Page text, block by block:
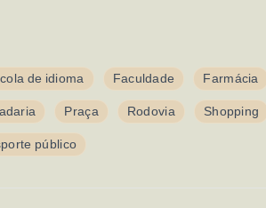
de idioma Faculdade Farmácia
Praça Rodovia Shopping
público